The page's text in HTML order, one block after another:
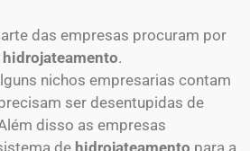
das empresas procuram por
hidrojateamento.
nichos empresarias contam
ser desentupidas de
disso as empresas
de hidrojateamento para a